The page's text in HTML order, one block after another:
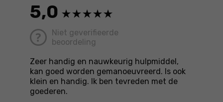
5,0
Niet geverifieerde
beoordeling
Zeer handig en nauwkeurig hulpmiddel,
kan goed worden gemanoeuvreerd. Is ook
klein en handig. Ik ben tevreden met de
goederen.